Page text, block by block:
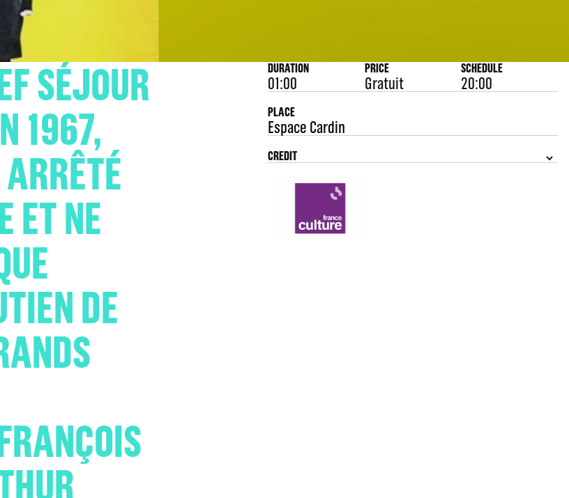
SÉJOUR
1967,
ET NE
DE
DURATION
01:00
PRICE
Gratuit
SCHEDULE
20:00
PLACE
Espace Cardin
CREDIT